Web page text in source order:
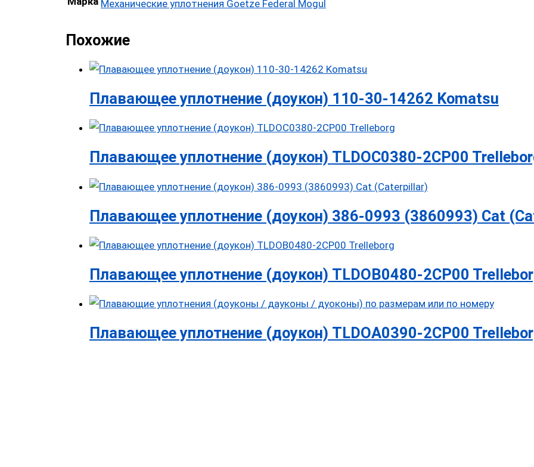
Механические уплотнения Goetze Federal Mogul
Похожие
Плавающее уплотнение (доукон) 110-30-14262 Komatsu
Плавающее уплотнение (доукон) TLDOC0380-2CP00
Плавающее уплотнение (доукон) 386-0993 (3860993) Cat
Плавающее уплотнение (доукон) TLDOB0480-2CP00
Плавающее уплотнение (доукон) TLDOA0390-2CP00